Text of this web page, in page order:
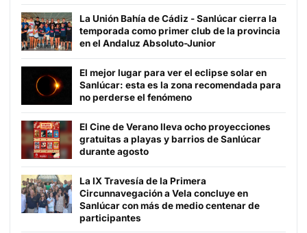
La Unión Bahía de Cádiz - Sanlúcar cierra la
temporada como primer club de la provincia
en el Andaluz Absoluto-Junior
El mejor lugar para ver el eclipse solar en
Sanlúcar: esta es la zona recomendada para
no perderse el fenómeno
El Cine de Verano lleva ocho proyecciones
gratuitas a playas y barrios de Sanlúcar
durante agosto
La IX Travesía de la Primera
Circunnavegación a Vela concluye en
Sanlúcar con más de medio centenar de
participantes